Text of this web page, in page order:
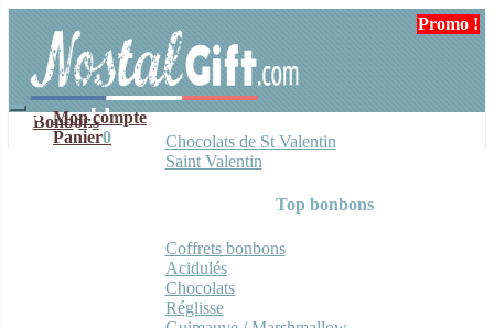
navigation
contenu
Mon compte
Panier0
Bonbons
Chocolats de St Valentin
Saint Valentin
Top bonbons
Coffrets bonbons
Acidulés
Chocolats
Réglisse
Promo !
Promo !
Promo !
Promo !
Promo !
Promo !
Promo !
Promo !